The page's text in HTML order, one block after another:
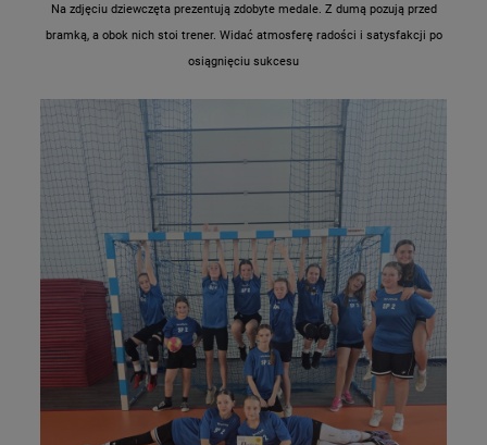
Na zdjęciu dziewczęta prezentują zdobyte medale. Z dumą pozują przed
bramką, a obok nich stoi trener. Widać atmosferę radości i satysfakcji po
osiągnięciu sukcesu